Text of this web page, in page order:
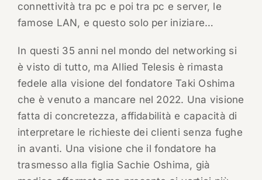
connettività tra pc e poi tra pc e server, le
famose LAN, e questo solo per iniziare…
In questi 35 anni nel mondo del networking si
è visto di tutto, ma Allied Telesis è rimasta
fedele alla visione del fondatore Taki Oshima
che è venuto a mancare nel 2022. Una visione
fatta di concretezza, affidabilità e capacità di
interpretare le richieste dei clienti senza fughe
in avanti. Una visione che il fondatore ha
trasmesso alla figlia Sachie Oshima, già